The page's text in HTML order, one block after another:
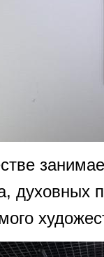
духовных